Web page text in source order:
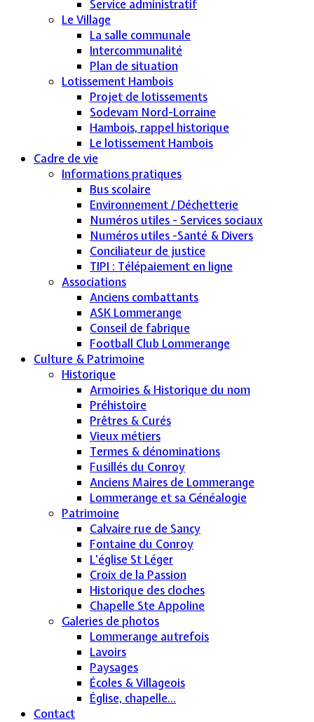
Service administratif
Le Village
La salle communale
Intercommunalité
Plan de situation
Lotissement Hambois
Projet de lotissements
Sodevam Nord-Lorraine
Hambois, rappel historique
Le lotissement Hambois
Cadre de vie
Informations pratiques
Bus scolaire
Environnement / Déchetterie
Numéros utiles - Services sociaux
Numéros utiles -Santé & Divers
Conciliateur de justice
TIPI : Télépaiement en ligne
Associations
Anciens combattants
ASK Lommerange
Conseil de fabrique
Football Club Lommerange
Culture & Patrimoine
Historique
Armoiries & Historique du nom
Préhistoire
Prêtres & Curés
Vieux métiers
Termes & dénominations
Fusillés du Conroy
Anciens Maires de Lommerange
Lommerange et sa Généalogie
Patrimoine
Calvaire rue de Sancy
Fontaine du Conroy
L'église St Léger
Croix de la Passion
Historique des cloches
Chapelle Ste Appoline
Galeries de photos
Lommerange autrefois
Lavoirs
Paysages
Écoles & Villageois
Église, chapelle...
Contact